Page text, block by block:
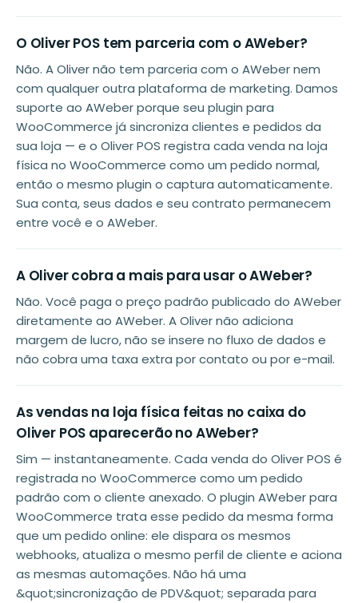
O Oliver POS tem parceria com o AWeber?
Não. A Oliver não tem parceria com o AWeber nem
com qualquer outra plataforma de marketing. Damos
suporte ao AWeber porque seu plugin para
WooCommerce já sincroniza clientes e pedidos da
sua loja — e o Oliver POS registra cada venda na loja
física no WooCommerce como um pedido normal,
então o mesmo plugin o captura automaticamente.
Sua conta, seus dados e seu contrato permanecem
entre você e o AWeber.
A Oliver cobra a mais para usar o AWeber?
Não. Você paga o preço padrão publicado do AWeber
diretamente ao AWeber. A Oliver não adiciona
margem de lucro, não se insere no fluxo de dados e
não cobra uma taxa extra por contato ou por e-mail.
As vendas na loja física feitas no caixa do
Oliver POS aparecerão no AWeber?
Sim — instantaneamente. Cada venda do Oliver POS é
registrada no WooCommerce como um pedido
padrão com o cliente anexado. O plugin AWeber para
WooCommerce trata esse pedido da mesma forma
que um pedido online: ele dispara os mesmos
webhooks, atualiza o mesmo perfil de cliente e aciona
as mesmas automações. Não há uma
&quot;sincronização de PDV&quot; separada para